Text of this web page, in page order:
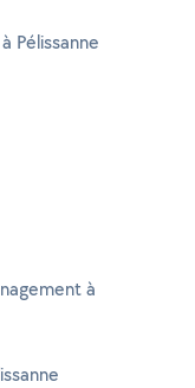
Pélissanne
à